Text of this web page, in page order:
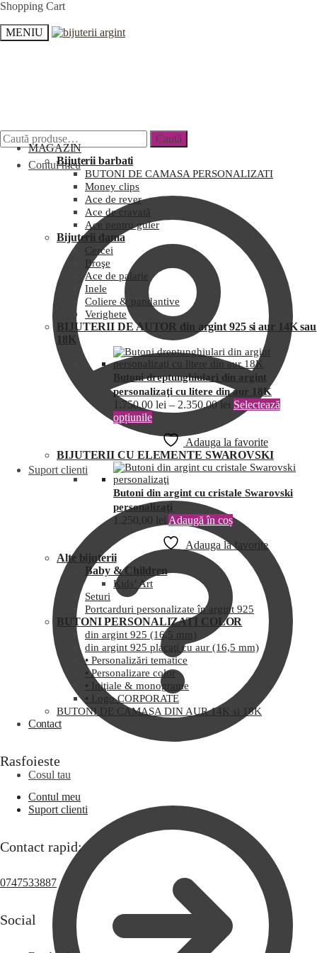
Shopping Cart
MENIU
Caută
Contul meu
Suport clienti
Cosul tau
MAGAZIN
Bijuterii barbati
BUTONI DE CAMASA PERSONALIZATI
Money clips
Ace de rever
Ace de cravată
Ace pentru guler
Bijuterii dama
Cercei
Broşe
Ace de palarie
Inele
Coliere & pandantive
Verighete
BIJUTERII DE AUTOR din argint 925 si aur 14K sau
18K
Butoni dreptunghiulari din argint
personalizaţi cu litere din aur 18K
1.750,00 lei – 2.350,00lei Selectează
opțiunile
Adauga la favorite
BIJUTERII CU ELEMENTE SWAROVSKI
Butoni din argint cu cristale Swarovski
personalizaţi
1.250,00 lei Adaugă în coș
Adauga la favorite
Alte bijuterii
Baby & Children
Kids’ Art
Seturi
Portcarduri personalizate în argint 925
BUTONI PERSONALIZATI COLOR
din argint 925 (16,5 mm)
din argint 925 placaţi cu aur (16,5 mm)
• Personalizări tematice
• Personalizare color
• Iniţiale & monograme
• Logo CORPORATE
BUTONI DE CAMASA DIN AUR 14K si 18K
Contact
Rasfoieste
Contul meu
Suport clienti
Contact rapid:
0747533887
Social